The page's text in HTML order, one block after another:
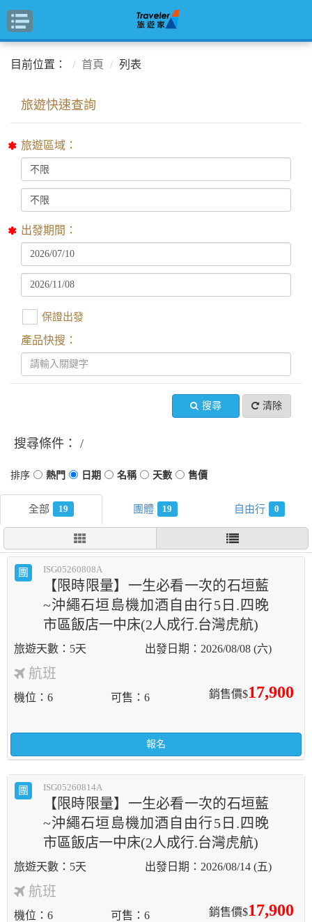
目前位置： 首頁 列表
旅遊區域：
出發期間：
保證出發
產品快搜：
搜尋 清除
搜尋條件：
19 19 0
團 ISG05260808A
【限時限量】一生必看一次的石垣藍
~沖繩石垣島機加酒自由行5日.四晚
市區飯店一中床(2人成行.台灣虎航)
5天 2026/08/08 (六)
航班
銷售價$17,900
機位 6 可售 6
報名
團 ISG05260814A
【限時限量】一生必看一次的石垣藍
~沖繩石垣島機加酒自由行5日.四晚
市區飯店一中床(2人成行.台灣虎航)
5天 2026/08/14 (五)
航班
銷售價$17,900
機位 6 可售 6